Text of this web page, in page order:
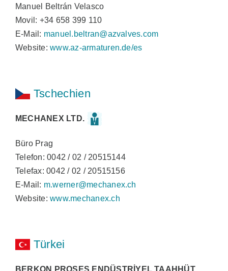
Manuel Beltrán Velasco
Movil: +34 658 399 110
E-Mail: manuel.beltran@azvalves.com
Website:www.az-armaturen.de/es
Tschechien
MECHANEX LTD.
Büro Prag
Telefon: 0042 / 02 / 20515144
Telefax: 0042 / 02 / 20515156
E-Mail: m.werner@mechanex.ch
Website:www.mechanex.ch
Türkei